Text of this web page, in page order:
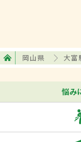
岡山県 大富
悩み